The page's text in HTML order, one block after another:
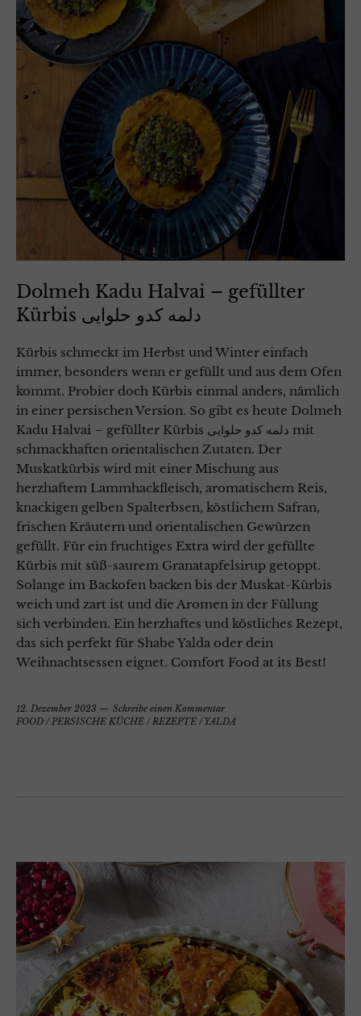
Dolmeh Kadu Halvai – gefüllter
Kürbis دلمه کدو حلوایی
Kürbis schmeckt im Herbst und Winter einfach
immer, besonders wenn er gefüllt und aus dem Ofen
kommt. Probier doch Kürbis einmal anders, nämlich
in einer persischen Version. So gibt es heute Dolmeh
Kadu Halvai – gefüllter Kürbis دلمه کدو حلوایی mit
schmackhaften orientalischen Zutaten. Der
Muskatkürbis wird mit einer Mischung aus
herzhaftem Lammhackfleisch, aromatischem Reis,
knackigen gelben Spalterbsen, köstlichem Safran,
frischen Kräutern und orientalischen Gewürzen
gefüllt. Für ein fruchtiges Extra wird der gefüllte
Kürbis mit süß-saurem Granatapfelsirup getoppt.
Solange im Backofen backen bis der Muskat-Kürbis
weich und zart ist und die Aromen in der Füllung
sich verbinden. Ein herzhaftes und köstliches Rezept,
das sich perfekt für Shabe Yalda oder dein
Weihnachtsessen eignet. Comfort Food at its Best!
12. Dezember 2023
Schreibe einen Kommentar
FOOD / PERSISCHE KÜCHE / REZEPTE /YALDA